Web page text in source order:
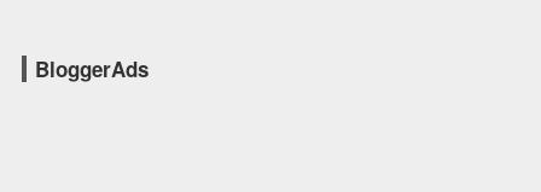
BloggerAds